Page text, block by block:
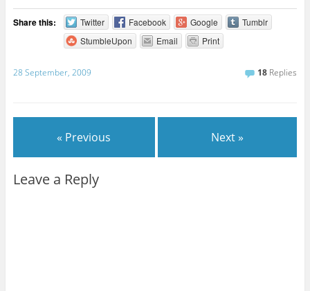
Share this: Twitter Facebook Google
Tumblr
StumbleUpon
Email Print
28 September, 2009 18 Replies
« Previous Next »
Leave a Reply